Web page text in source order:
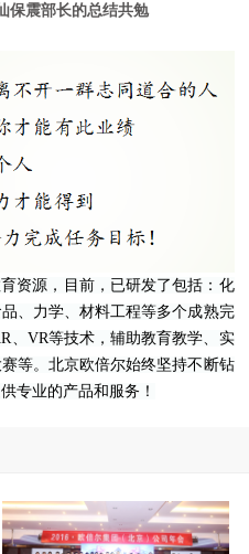
保震部长的总结共勉
资源，目前，已研发了包括：化
、力学、材料工程等多个成熟完
、VR等技术，辅助教育教学、实
等。北京欧倍尔始终坚持不断钻
专业的产品和 服务！